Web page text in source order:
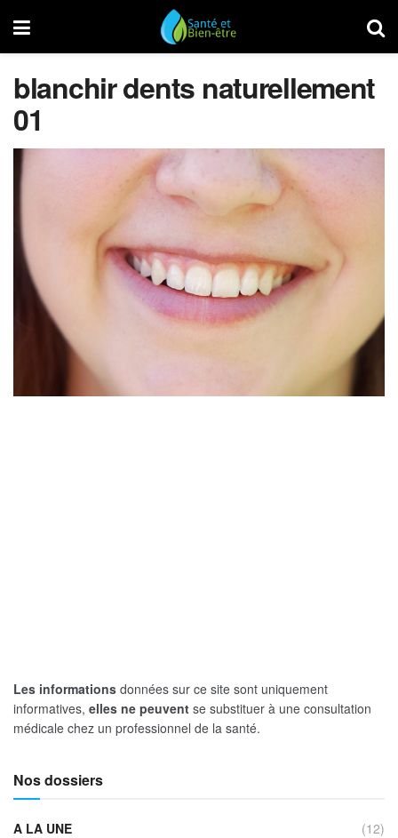
blanchir dents naturellement
01
Les informations données sur ce site sont uniquement
informatives, elles ne peuvent se substituer à une consultation
médicale chez un professionnel de la santé.
Nos dossiers
A LA UNE
(12)